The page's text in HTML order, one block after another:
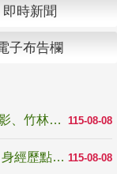
即時新聞
子布告欄
115-08-08
青年壯遊點精選夏夜限定避暑提案 漫天蝠影、竹林尋蛙、茶香夜觀 邀青年暮色出發
115-08-08
教育家人物典範 發明大王林永禎教授 用自身經歷點亮學生的路